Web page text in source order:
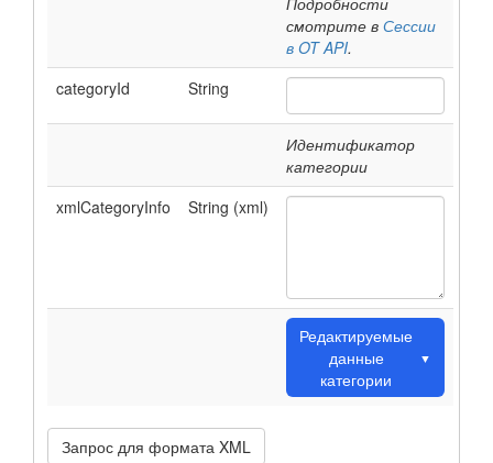
смотрите в Сессии
в OT API.
categoryId
String
Идентификатор
категории
xmlCategoryInfo
String (xml)
Редактируемые
данные
категории
▼
Запрос для формата XML